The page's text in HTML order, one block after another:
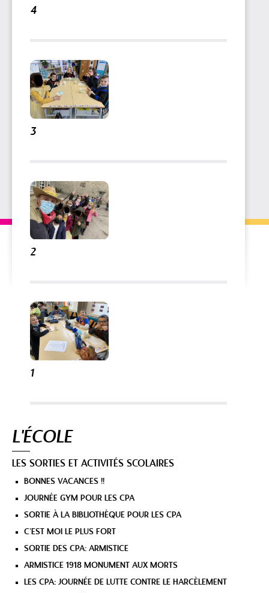
4
3
2
1
Navigation
L'ÉCOLE
LES SORTIES ET ACTIVITÉS SCOLAIRES
BONNES VACANCES !!
JOURNÉE GYM POUR LES CPA
SORTIE À LA BIBLIOTHÈQUE POUR LES CPA
C’EST MOI LE PLUS FORT
SORTIE DES CPA: ARMISTICE
ARMISTICE 1918 MONUMENT AUX MORTS
LES CPA: JOURNÉE DE LUTTE CONTRE LE HARCÈLEMENT